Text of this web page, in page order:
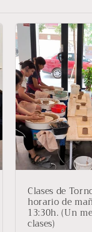
Clases de
horario de
13:30h. (Un
clases)